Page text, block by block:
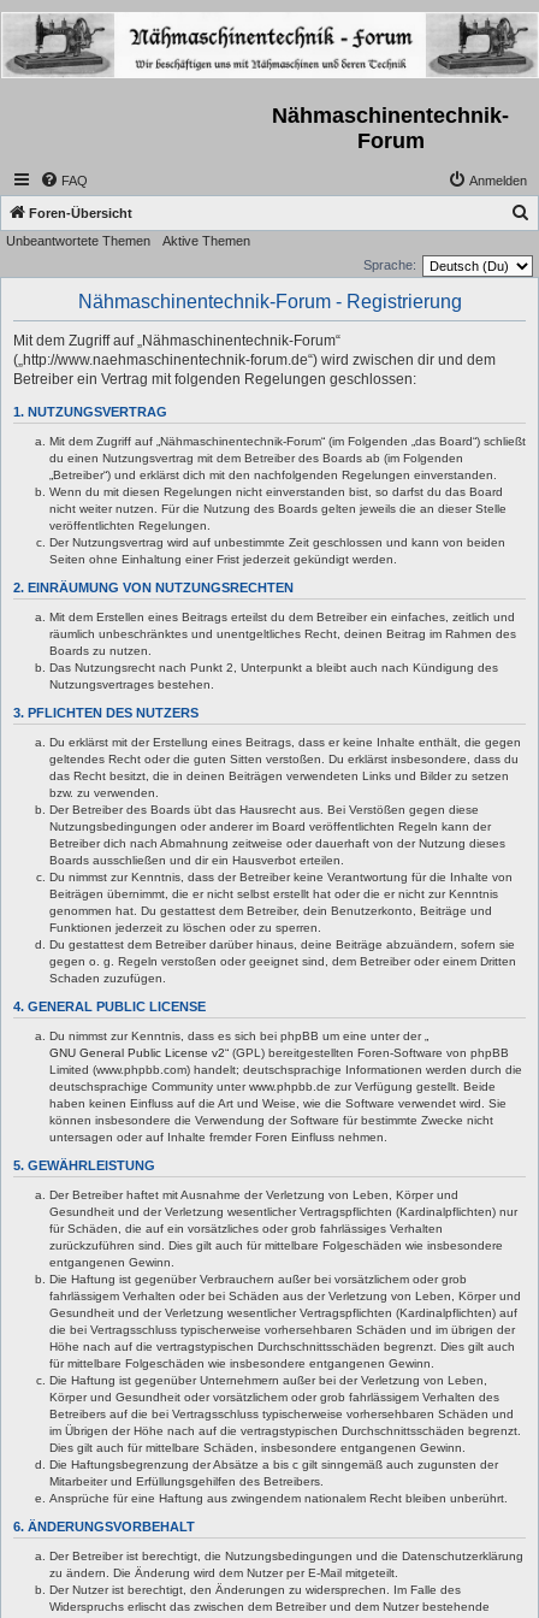
Nähmaschinentechnik-
Forum
FAQ Anmelden
Foren-Übersicht
Unbeantwortete Themen
Aktive Themen
Sprache:
Nähmaschinentechnik-Forum - Registrierung
Mit dem Zugriff auf „Nähmaschinentechnik-Forum“
(„http://www.naehmaschinentechnik-forum.de“) wird zwischen dir und dem
Betreiber ein Vertrag mit folgenden Regelungen geschlossen:
1. NUTZUNGSVERTRAG
Mit dem Zugriff auf „Nähmaschinentechnik-Forum“ (im Folgenden „das Board“) schließt
du einen Nutzungsvertrag mit dem Betreiber des Boards ab (im Folgenden
„Betreiber“) und erklärst dich mit den nachfolgenden Regelungen einverstanden.
Wenn du mit diesen Regelungen nicht einverstanden bist, so darfst du das Board
nicht weiter nutzen. Für die Nutzung des Boards gelten jeweils die an dieser Stelle
veröffentlichten Regelungen.
Der Nutzungsvertrag wird auf unbestimmte Zeit geschlossen und kann von beiden
Seiten ohne Einhaltung einer Frist jederzeit gekündigt werden.
2. EINRÄUMUNG VON NUTZUNGSRECHTEN
Mit dem Erstellen eines Beitrags erteilst du dem Betreiber ein einfaches, zeitlich und
räumlich unbeschränktes und unentgeltliches Recht, deinen Beitrag im Rahmen des
Boards zu nutzen.
Das Nutzungsrecht nach Punkt 2, Unterpunkt a bleibt auch nach Kündigung des
Nutzungsvertrages bestehen.
3. PFLICHTEN DES NUTZERS
Du erklärst mit der Erstellung eines Beitrags, dass er keine Inhalte enthält, die gegen
geltendes Recht oder die guten Sitten verstoßen. Du erklärst insbesondere, dass du
das Recht besitzt, die in deinen Beiträgen verwendeten Links und Bilder zu setzen
bzw. zu verwenden.
Der Betreiber des Boards übt das Hausrecht aus. Bei Verstößen gegen diese
Nutzungsbedingungen oder anderer im Board veröffentlichten Regeln kann der
Betreiber dich nach Abmahnung zeitweise oder dauerhaft von der Nutzung dieses
Boards ausschließen und dir ein Hausverbot erteilen.
Du nimmst zur Kenntnis, dass der Betreiber keine Verantwortung für die Inhalte von
Beiträgen übernimmt, die er nicht selbst erstellt hat oder die er nicht zur Kenntnis
genommen hat. Du gestattest dem Betreiber, dein Benutzerkonto, Beiträge und
Funktionen jederzeit zu löschen oder zu sperren.
Du gestattest dem Betreiber darüber hinaus, deine Beiträge abzuändern, sofern sie
gegen o. g. Regeln verstoßen oder geeignet sind, dem Betreiber oder einem Dritten
Schaden zuzufügen.
4. GENERAL PUBLIC LICENSE
Du nimmst zur Kenntnis, dass es sich bei phpBB um eine unter der „
GNU General Public License v2“ (GPL) bereitgestellten Foren-Software von phpBB
Limited (www.phpbb.com) handelt; deutschsprachige Informationen werden durch die
deutschsprachige Community unter www.phpbb.de zur Verfügung gestellt. Beide
haben keinen Einfluss auf die Art und Weise, wie die Software verwendet wird. Sie
können insbesondere die Verwendung der Software für bestimmte Zwecke nicht
untersagen oder auf Inhalte fremder Foren Einfluss nehmen.
5. GEWÄHRLEISTUNG
Der Betreiber haftet mit Ausnahme der Verletzung von Leben, Körper und
Gesundheit und der Verletzung wesentlicher Vertragspflichten (Kardinalpflichten) nur
für Schäden, die auf ein vorsätzliches oder grob fahrlässiges Verhalten
zurückzuführen sind. Dies gilt auch für mittelbare Folgeschäden wie insbesondere
entgangenen Gewinn.
Die Haftung ist gegenüber Verbrauchern außer bei vorsätzlichem oder grob
fahrlässigem Verhalten oder bei Schäden aus der Verletzung von Leben, Körper und
Gesundheit und der Verletzung wesentlicher Vertragspflichten (Kardinalpflichten) auf
die bei Vertragsschluss typischerweise vorhersehbaren Schäden und im übrigen der
Höhe nach auf die vertragstypischen Durchschnittsschäden begrenzt. Dies gilt auch
für mittelbare Folgeschäden wie insbesondere entgangenen Gewinn.
Die Haftung ist gegenüber Unternehmern außer bei der Verletzung von Leben,
Körper und Gesundheit oder vorsätzlichem oder grob fahrlässigem Verhalten des
Betreibers auf die bei Vertragsschluss typischerweise vorhersehbaren Schäden und
im Übrigen der Höhe nach auf die vertragstypischen Durchschnittsschäden begrenzt.
Dies gilt auch für mittelbare Schäden, insbesondere entgangenen Gewinn.
Die Haftungsbegrenzung der Absätze a bis c gilt sinngemäß auch zugunsten der
Mitarbeiter und Erfüllungsgehilfen des Betreibers.
Ansprüche für eine Haftung aus zwingendem nationalem Recht bleiben unberührt.
6. ÄNDERUNGSVORBEHALT
Der Betreiber ist berechtigt, die Nutzungsbedingungen und die Datenschutzerklärung
zu ändern. Die Änderung wird dem Nutzer per E-Mail mitgeteilt.
Der Nutzer ist berechtigt, den Änderungen zu widersprechen. Im Falle des
Widerspruchs erlischt das zwischen dem Betreiber und dem Nutzer bestehende